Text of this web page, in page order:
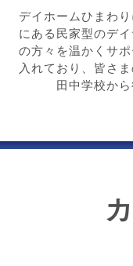
デイホームひまわ
にある民家型のデ
の方々を温かくサ
入れており、皆さ
田中学校か